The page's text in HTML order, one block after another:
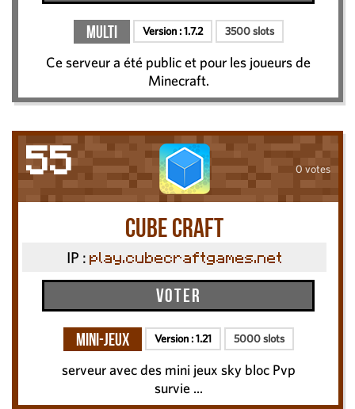
Multi Version :1.7.2 3500 slots
Ce serveur a été public et pour les joueurs de
Minecraft.
55 0 votes
cube craft
IP : play.cubecraftgames.net
Voter
Mini-Jeux Version :1.21 5000 slots
serveur avec des mini jeux sky bloc Pvp
survie ...